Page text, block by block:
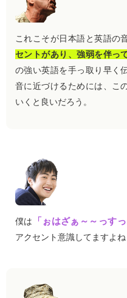
これこそが日本語と英語の
セントがあり、強弱を伴っ
の強い英語を手っ取り早く
音に近づけるためには、こ
いくと良いだろう。
僕は 「ぉはざぁ～～っすっ
アクセント意識してますよね